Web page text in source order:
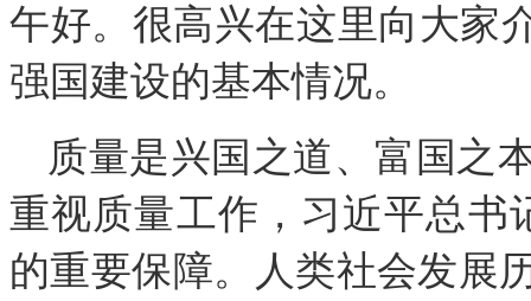
午好。很高兴在这里向大家
强国建设的基本情况。
质量是兴国之道、富国之
重视质量工作，习近平总书
的重要保障。人类社会发展